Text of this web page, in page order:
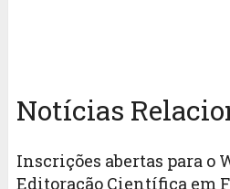
Notícias
Inscrições abertas para o
Editoração Científica em